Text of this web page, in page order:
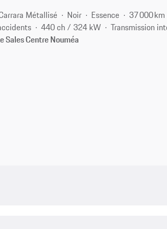
Métallisé Noir Essence 37 000 km
440 ch / 324 kW Transmission
Sales Centre Nouméa